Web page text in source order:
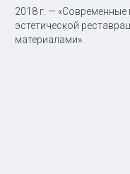
2018 г. — «Современные
эстетической
материалами».